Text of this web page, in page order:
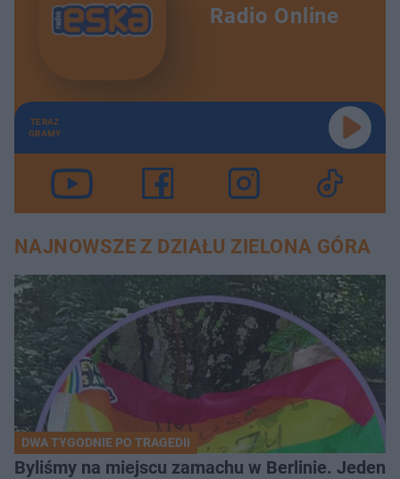
Radio Online
TERAZ
GRAMY
NAJNOWSZE Z DZIAŁU ZIELONA GÓRA
DWA TYGODNIE PO TRAGEDII
Byliśmy na miejscu zamachu w Berlinie. Jeden